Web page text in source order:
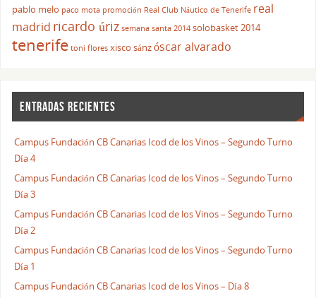
pablo melo paco mota promoción Real Club Náutico de Tenerife real
madrid ricardo úriz semana santa 2014 solobasket 2014
tenerife toni flores xisco sánzóscar alvarado
ENTRADAS RECIENTES
Campus Fundación CB Canarias Icod de los Vinos – Segundo Turno
Día 4
Campus Fundación CB Canarias Icod de los Vinos – Segundo Turno
Día 3
Campus Fundación CB Canarias Icod de los Vinos – Segundo Turno
Día 2
Campus Fundación CB Canarias Icod de los Vinos – Segundo Turno
Día 1
Campus Fundación CB Canarias Icod de los Vinos – Día 8